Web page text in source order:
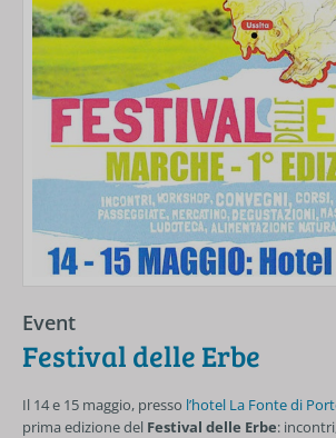
Event
Festival delle Erbe
Il 14 e 15 maggio, presso l’hotel La Fonte di
prima edizione del Festival delle Erbe: